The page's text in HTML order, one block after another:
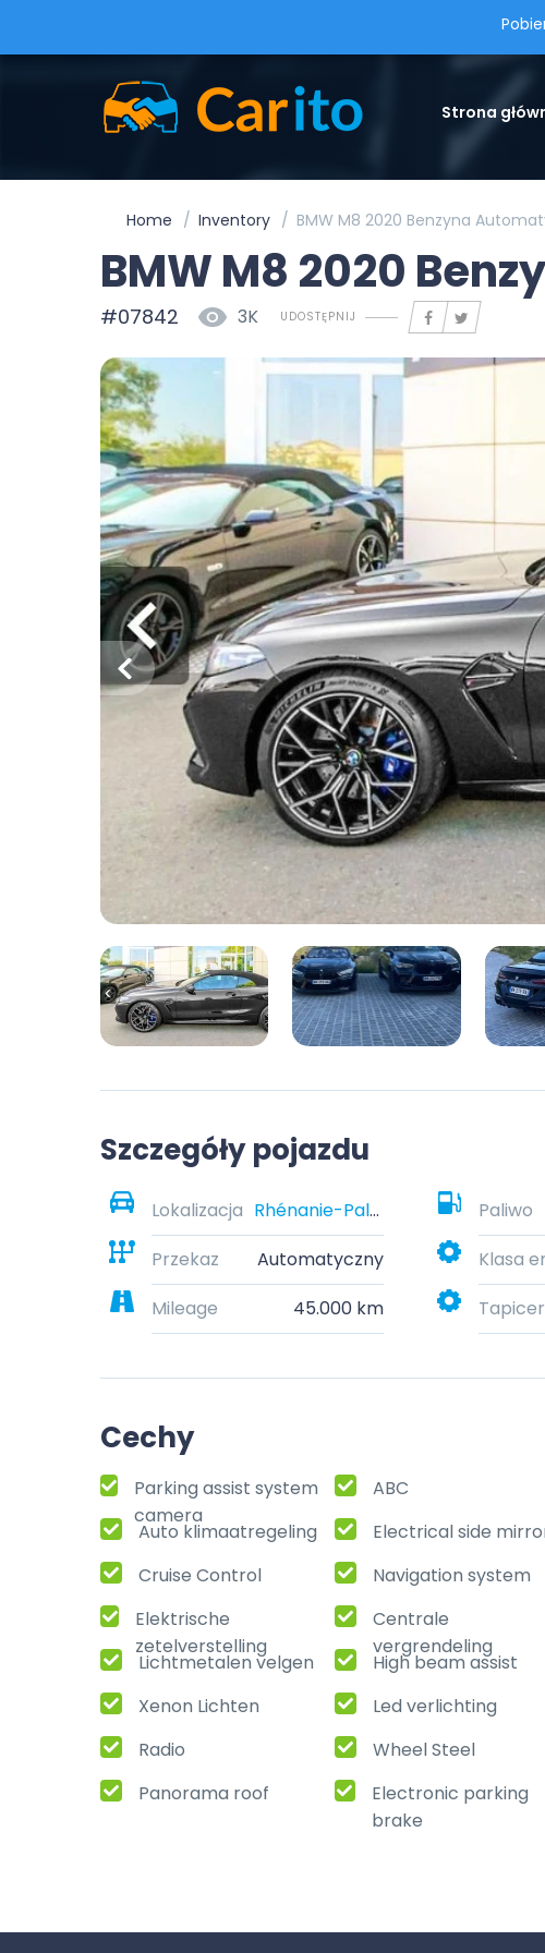
Strona
Home Inventory BMW M8 2020 Benzyna
BMW M8 2020
#07842 3K UDOSTĘPNIJ
Szczegóły pojazdu
Lokalizacja Rhénanie-Palatinat, Allemagne Paliwo
Przekaz
Automatyczny Klasa
Mileage
45.000 km
Cechy
Parking assist system
camera
ABC
Auto klimaatregeling
Electrical side
Cruise Control Navigation system
Elektrische
zetelverstelling
Centrale
vergrendeling
Lichtmetalen velgen High beam assist
Xenon Lichten
Led verlichting
Radio
Wheel Steel
Panorama roof
Electronic parking
brake